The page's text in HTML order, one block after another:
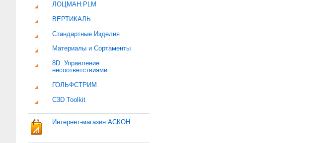
ЛОЦМАН:PLM
ВЕРТИКАЛЬ
Стандартные Изделия
Материалы и Сортаменты
8D. Управление
несоответствиями
ГОЛЬФСТРИМ
C3D Toolkit
Интернет-магазин АСКОН